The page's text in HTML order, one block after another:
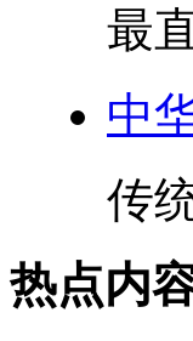
最
中
传
热点内